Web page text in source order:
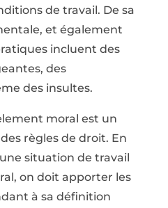
de travail. De sa
et également
incluent des
des
des insultes.
moral est un
règles de droit. En
situation de travail
on doit apporter les
à sa définition